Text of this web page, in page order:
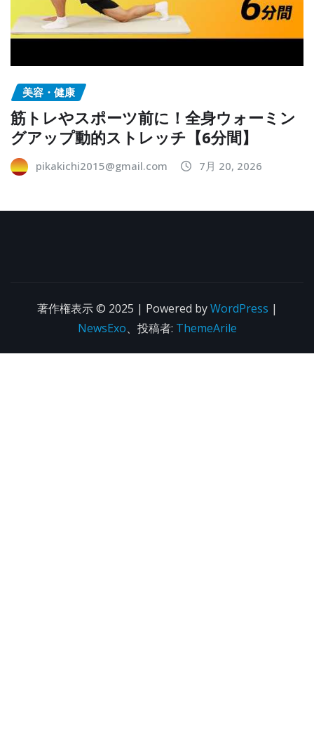
美容・健康
筋トレやスポーツ前に！全身ウォーミン
グアップ動的ストレッチ【6分間】
pikakichi2015@gmail.com 7月 20, 2026
著作権表示 © 2025 | Powered byWordPress |
NewsExo、投稿者: ThemeArile